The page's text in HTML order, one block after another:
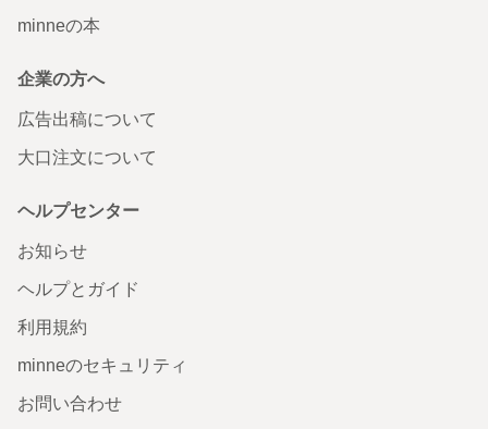
minneの本
企業の方へ
広告出稿について
大口注文について
ヘルプセンター
お知らせ
ヘルプとガイド
利用規約
minneのセキュリティ
お問い合わせ